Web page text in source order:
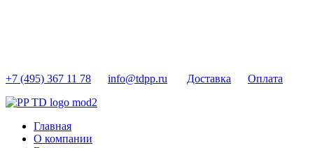
+7 (495) 367 11 78 info@tdpp.ru Доставка Оплата
Главная
О компании